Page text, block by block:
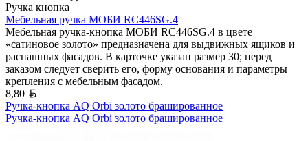
Ручка кнопка
Мебельная ручка МОБИ RC446SG.4
Мебельная ручка-кнопка МОБИ RC446SG.4 в цвете
«сатиновое золото» предназначена для выдвижных ящиков и
распашных фасадов. В карточке указан размер 30; перед
заказом следует сверить его, форму основания и параметры
крепления с мебельным фасадом.
8,80
Ручка-кнопка AQ Orbi золото брашированное
Ручка-кнопка AQ Orbi золото брашированное